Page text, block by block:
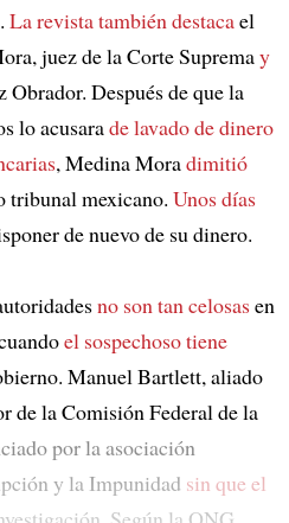
La revista también destacael
juez de la Corte Supremay
Después de que la
lo acusarade lavado de dinero
, Medina Moradimitió
mexicano. Unos días
de nuevo de su dinero.
no son tan celosasen
el sospechoso tiene
Manuel Bartlett, aliado
de la Comisión Federal de la
por la asociación
y la Impunidad sin que el